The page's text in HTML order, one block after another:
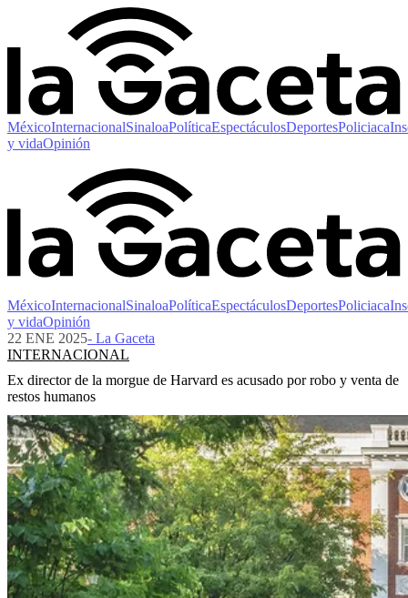
MéxicoInternacionalSinaloaPolíticaEspectáculosDeportesPoliciaca
y vidaOpinión
MéxicoInternacionalSinaloaPolíticaEspectáculosDeportesPoliciaca
y vidaOpinión
22 ENE 2025- La Gaceta
INTERNACIONAL
Ex director de la morgue de Harvard es acusado por robo y venta de
restos humanos